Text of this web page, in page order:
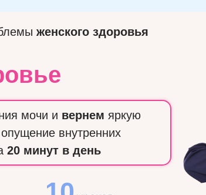
женского здоровья
мочи и вернем яркую
опущение внутренних
20 минут в день